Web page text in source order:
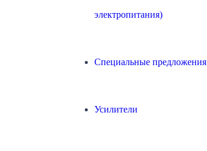
электропитания)
Специальные предложения
Усилители